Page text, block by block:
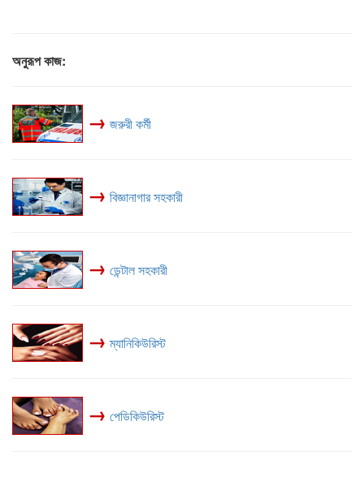
অনুরূপ কাজ:
→ জরুরী কর্মী
→ বিজ্ঞানাগার সহকারী
→ ডেন্টাল সহকারী
→ ম্যানিকিউরিস্ট
→ পেডিকিউরিস্ট